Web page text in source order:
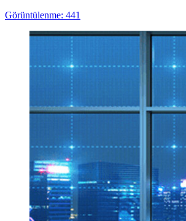
Görüntülenme: 441